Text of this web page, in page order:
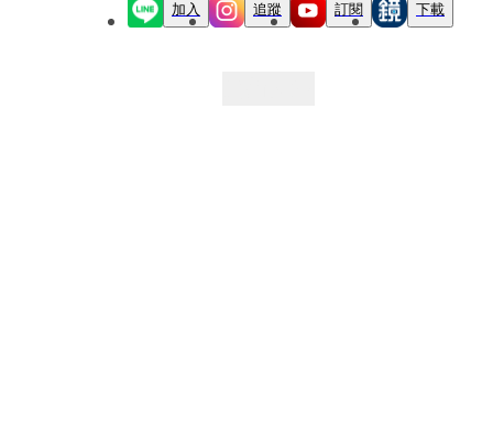
加入 追蹤 訂閱 下載